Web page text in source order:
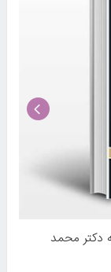
دکتر محمد